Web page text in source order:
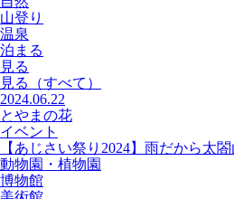
山登り
温泉
泊まる
見る
見る
（すべて）
2024.06.22
とやまの花
イベント
【あじさい祭り2024】雨だから太
動物園・植物園
博物館